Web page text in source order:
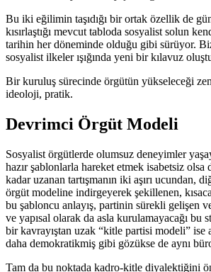
Bu iki eğilimin taşıdığı bir ortak özellik de
kısırlaştığı mevcut tabloda sosyalist solun
tarihin her döneminde olduğu gibi sürüyor.
sosyalist ilkeler ışığında yeni bir kılavuz
Bir kuruluş sürecinde örgütün yükseleceği
ideoloji, pratik.
Devrimci Örgüt Modeli
Sosyalist örgütlerde olumsuz deneyimler
hazır şablonlarla hareket etmek isabetsiz
kadar uzanan tartışmanın iki aşırı
örgüt modeline indirgeyerek şekillenen,
bu şabloncu anlayış, partinin sürekli gelişen
ve yapısal olarak da asla kurulamayacağı
bir kavrayıştan uzak “kitle partisi modeli”
daha demokratikmiş gibi gözükse de aynı
Tam da bu noktada kadro-kitle diyalektiğini